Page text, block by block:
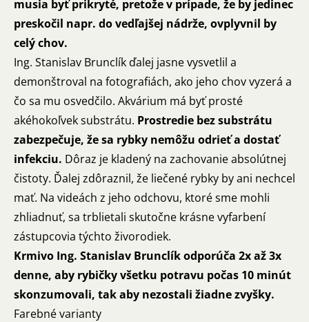
musia byť prikryté, pretože v prípade, že by jedinec
preskočil napr. do vedľajšej nádrže, ovplyvnil by
celý chov.
Ing. Stanislav Brunclík ďalej jasne vysvetlil a
demonštroval na fotografiách, ako jeho chov vyzerá a
čo sa mu osvedčilo. Akvárium má byť prosté
akéhokoľvek substrátu. Prostredie bez substrátu
zabezpečuje, že sa rybky nemôžu odrieť a dostať
infekciu. Dôraz je kladený na zachovanie absolútnej
čistoty. Ďalej zdôraznil, že liečené rybky by ani nechcel
mať. Na videách z jeho odchovu, ktoré sme mohli
zhliadnuť, sa trblietali skutočne krásne vyfarbení
zástupcovia týchto živorodiek.
Krmivo Ing. Stanislav Brunclík odporúča 2x až 3x
denne, aby rybičky všetku potravu počas 10 minút
skonzumovali, tak aby nezostali žiadne zvyšky.
Farebné varianty